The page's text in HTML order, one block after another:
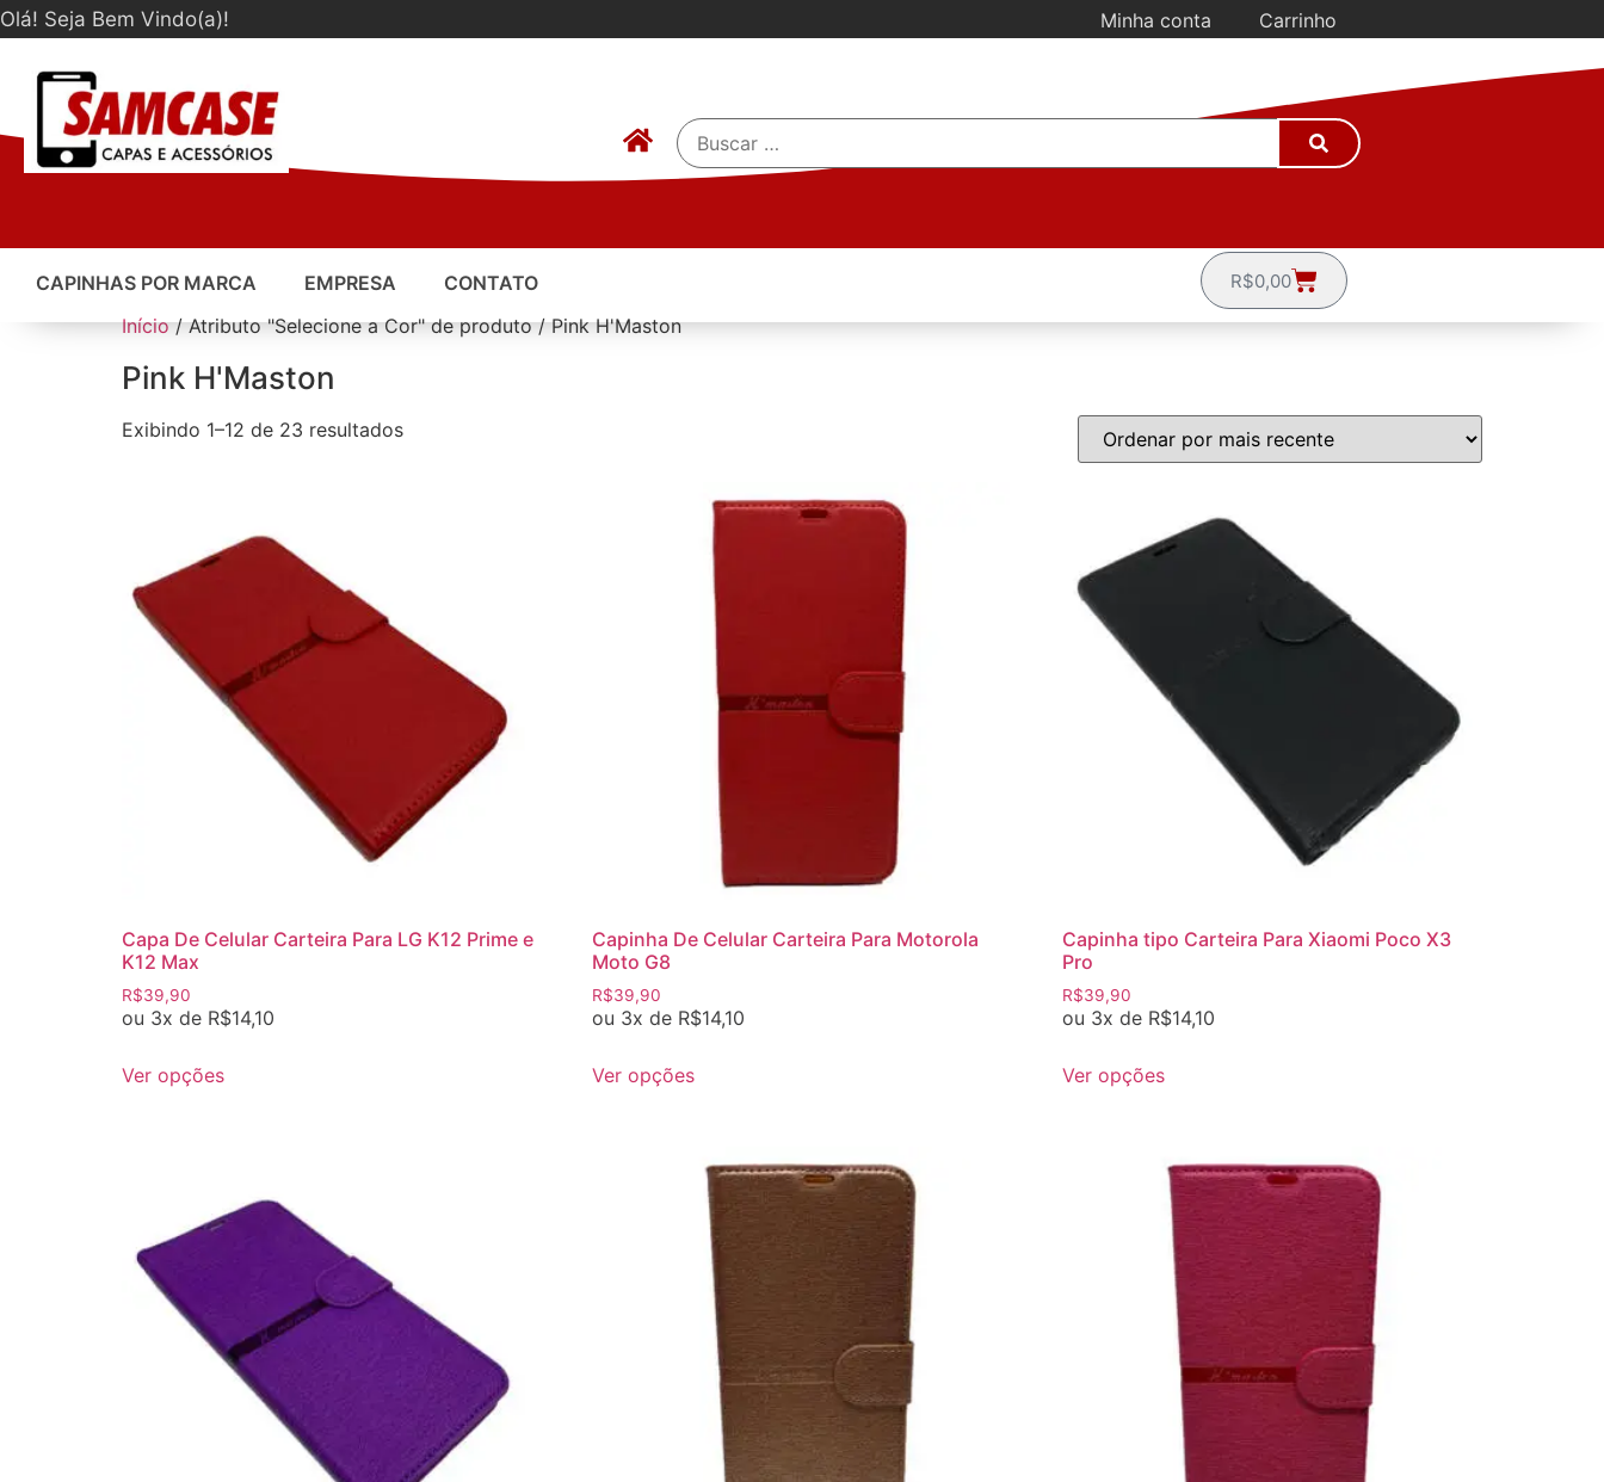
Olá! Seja Bem Vindo(a)! Minha conta Carrinho
CAPINHAS POR MARCA EMPRESA CONTATO R$0,00
Início/ Atributo "Selecione a Cor" de produto / Pink H'Maston
Pink H'Maston
Exibindo 1–12 de 23 resultados
Capa De Celular Carteira Para LG K12 Prime e
K12 Max
R$39,90
ou 3x de R$14,10
Ver opções
Capinha De Celular Carteira Para Motorola
Moto G8
R$39,90
ou 3x de R$14,10
Ver opções
Capinha tipo Carteira Para Xiaomi Poco X3
Pro
R$39,90
ou 3x de R$14,10
Ver opções